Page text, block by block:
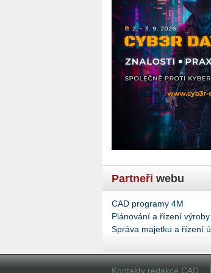
Partneři webu
CAD programy 4M
Plánování a řízení výroby
Správa majetku a řízení
Kontakty redakce CAD